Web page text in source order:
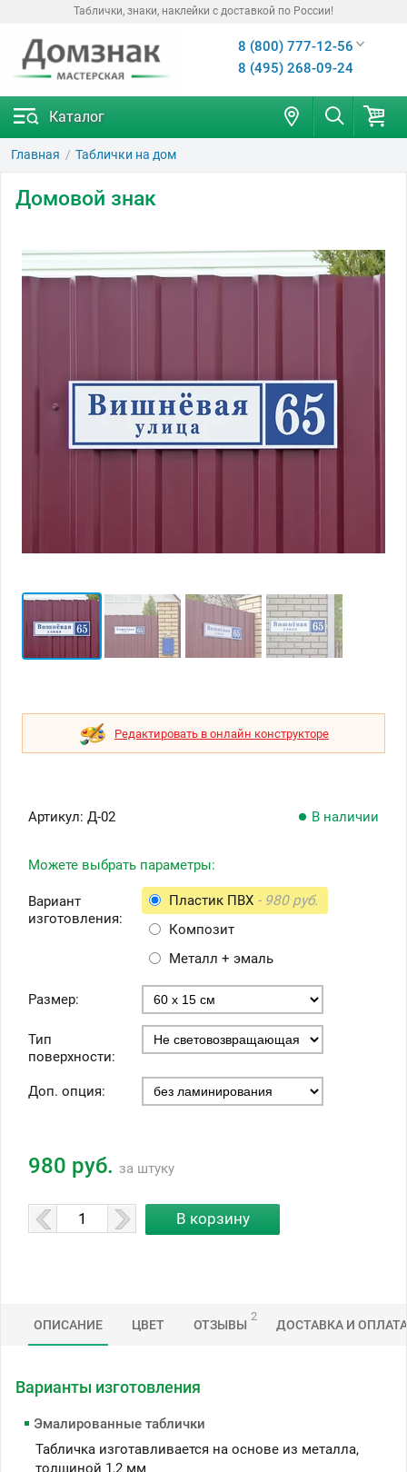
Таблички, знаки, наклейки с доставкой по России!
8 (800) 777-12-56
8 (495) 268-09-24
Каталог
Главная Таблички на дом
Домовой знак
Редактировать в онлайн конструкторе
Артикул: Д-02 В наличии
Можете выбрать параметры:
Вариант
изготовления:
Пластик ПВХ - 980 руб.
Композит
Металл + эмаль
Размер:
Тип
поверхности:
Доп. опция:
980 руб. за штуку
ОПИСАНИЕ ЦВЕТ ОТЗЫВЫ
2
ДОСТАВКА И ОПЛАТА
Варианты изготовления
Эмалированные таблички
Табличка изготавливается на основе из металла,
толщиной 1,2 мм